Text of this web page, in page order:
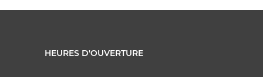
HEURES D'OUVERTURE